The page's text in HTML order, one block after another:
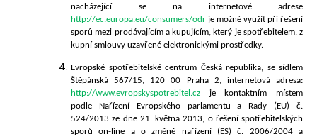
nacházející se na internetové adrese
http://ec.europa.eu/consumers/odr je možné využít při řešení
sporů mezi prodávajícím a kupujícím, který je spotřebitelem, z
kupní smlouvy uzavřené elektronickými prostředky.
Evropské spotřebitelské centrum Česká republika, se sídlem
Štěpánská 567/15, 120 00 Praha 2, internetová adresa:
http://www.evropskyspotrebitel.cz je kontaktním místem
podle Nařízení Evropského parlamentu a Rady (EU) č.
524/2013 ze dne 21. května 2013, o řešení spotřebitelských
sporů on-line a o změně nařízení (ES) č. 2006/2004 a